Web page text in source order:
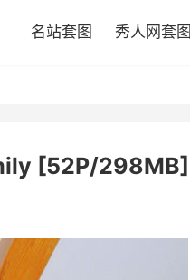
名站套图 秀人网套图
[52P/298MB]